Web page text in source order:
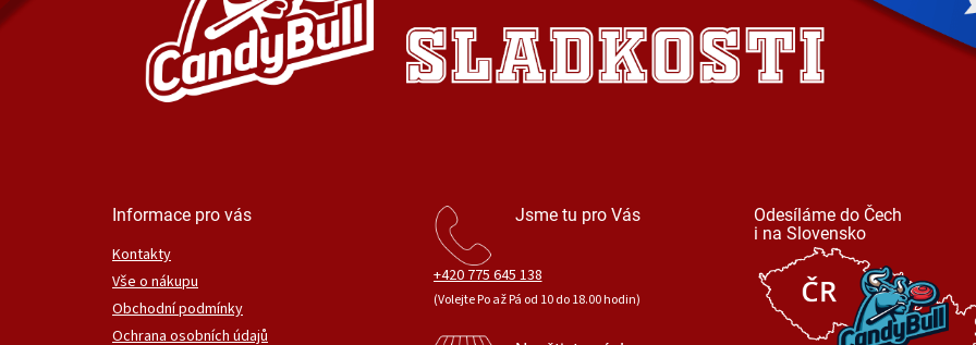
Informace pro vás
Kontakty
Vše o nákupu
Obchodní podmínky
Ochrana osobních údajů
Jsme tu pro Vás
+420 775 645 138
(Volejte Po až Pá od 10 do 18.00 hodin)
Odesíláme do Čech
i na Slovensko